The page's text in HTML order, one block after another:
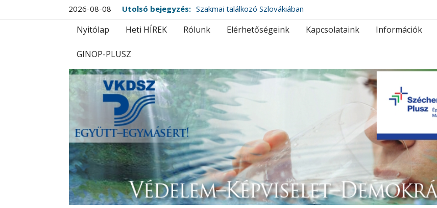
2026-08-08 Utolsó bejegyzés: Szakmai találkozó Szlovákiában
Nyitólap Heti HÍREK Rólunk Elérhetőségeink Kapcsolataink Információk
GINOP-PLUSZ